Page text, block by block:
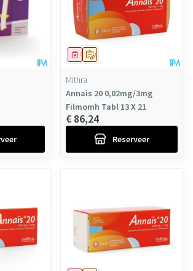
Op voorschrift
Geneesmiddel
Mithra
Annais 20 0,02mg/3mg
Filmomh Tabl 13 X 21
€ 86,24
Reserveer